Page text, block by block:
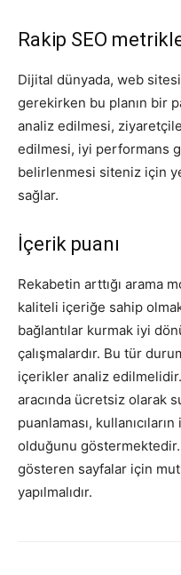
Rakip SEO
Dijital dünyada, web
gerekirken bu planın bir
analiz edilmesi,
edilmesi, iyi performans
belirlenmesi siteniz için
sağlar.
İçerik puanı
Rekabetin arttığı arama
kaliteli içeriğe sahip
bağlantılar kurmak iyi
çalışmalardır. Bu tür
içerikler analiz
aracında ücretsiz olarak
puanlaması,
olduğunu
gösteren sayfalar için
yapılmalıdır.